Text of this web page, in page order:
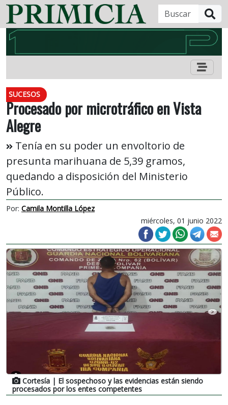
SUCESOS
Procesado por microtráfico en Vista
Alegre
Tenía en su poder un envoltorio de
presunta marihuana de 5,39 gramos,
quedando a disposición del Ministerio
Público.
Por: Camila Montilla López
miércoles, 01 junio 2022
Cortesía | El sospechoso y las evidencias están siendo
procesados por los entes competentes